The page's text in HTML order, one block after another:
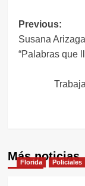
de
entradas
Previous:
Susana
“Palabras que
Más noticias
Florida Policiales